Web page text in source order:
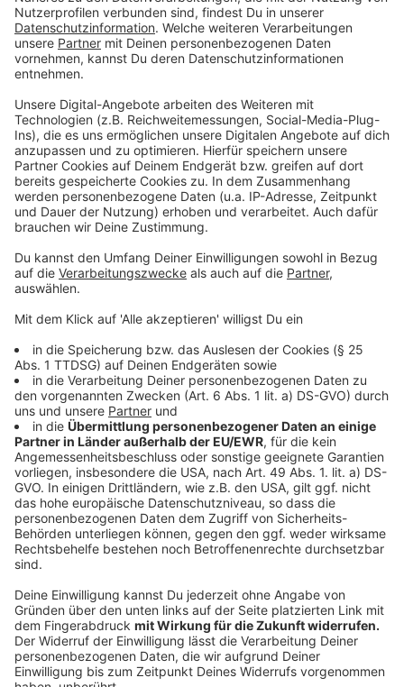
Anzeige
Drugs And The Internet
Lonely Eyes
Sims
Believed
Billy
Feelings
Canada (featuring Alessia Cara)
Mean It (with LANY)
Tell My Mama
Sweatpants
Who (featuring BTS)
I'm So Tired... (with Troye Sivan)
El tejano (featuring Sofia Reyes)
Tattoos Together
Changes
Sad Forever
Invisible Things
Julia
Modern Loneliness
Anzeige
Wir benötigen Ihre
Zustimmung, um den YouTube
Video-Service zu laden!